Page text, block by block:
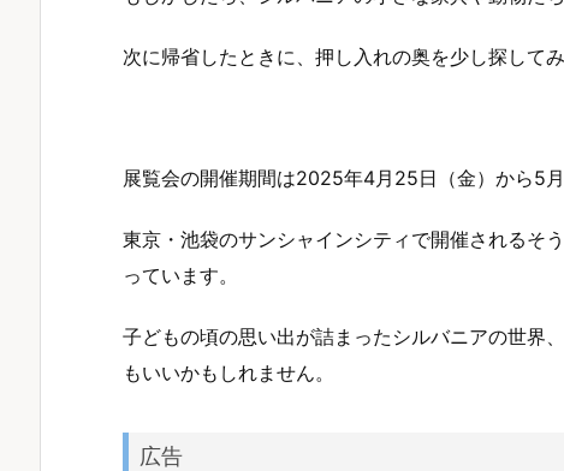
次に帰省したときに、押し入れの奥を少し探してみ
展覧会の開催期間は2025年4月25日（金）から5月
東京・池袋のサンシャインシティで開催されるそ
っています。
子どもの頃の思い出が詰まったシルバニアの世界
もいいかもしれません。
広告